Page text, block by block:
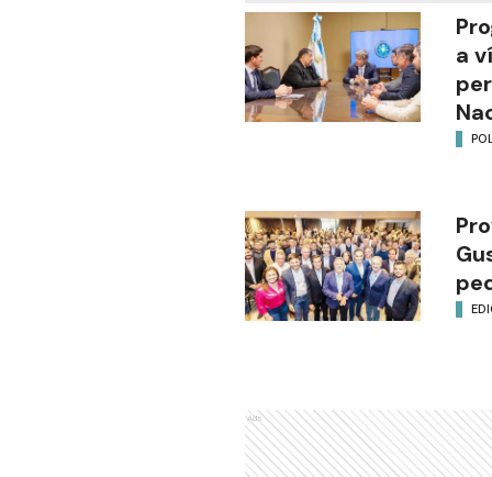
a
Ads